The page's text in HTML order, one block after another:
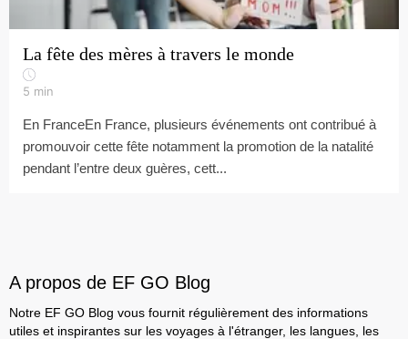
La fête des mères à travers le monde
5 min
En FranceEn France, plusieurs événements ont contribué à
promouvoir cette fête notamment la promotion de la natalité
pendant l’entre deux guères, cett...
A propos de EF GO Blog
Notre EF GO Blog vous fournit régulièrement des informations
utiles et inspirantes sur les voyages à l'étranger, les langues, les